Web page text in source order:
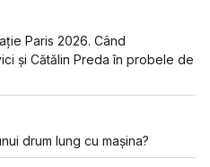
Paris 2026. Când
și Cătălin Preda în probele de
drum lung cu mașina?